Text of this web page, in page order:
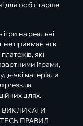
для осіб старше
на реальні
не приймає ні в
які
іграми,
які матеріали
цілях.
ВИКЛИКАТИ
ПРАВИЛ